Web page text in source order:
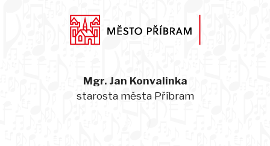
Mgr. Jan Konvalinka
starosta města Příbram